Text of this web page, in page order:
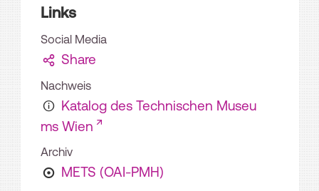
Links
Social Media
Share
Nachweis
Katalog des Technischen Museu
ms Wien
Archiv
METS (OAI-PMH)